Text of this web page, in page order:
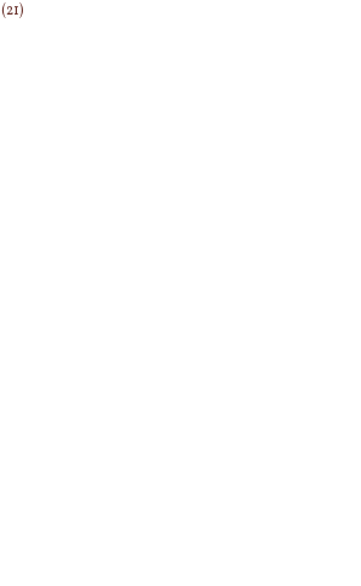
(21)